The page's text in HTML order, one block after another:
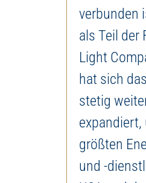
verbunden
als Teil der
Light
hat sich
stetig
expandiert,
größten
und -